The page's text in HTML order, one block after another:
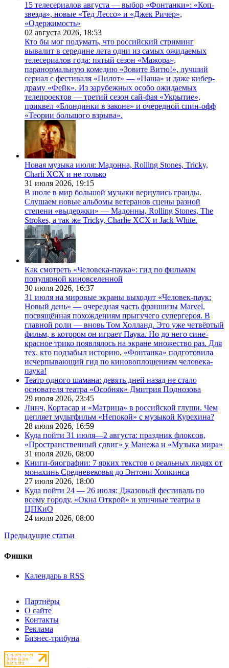
15 телесериалов августа — выбор «Фонтанки»: «Коп-
звезда», новые «Тед Лессо» и «Джек Ричер»,
«Одержимость»
02 августа 2026, 18:53
Кто бы мог подумать, что российский стриминг
вывалит в середине лета одни из самых ожидаемых
телесериалов года: пятый сезон «Мажора»,
паранормальную комедию «Зовите Витю!», лучший
сериал с фестиваля «Пилот» — «Паша» и даже кибер-
драму «Фейк». Из зарубежных особо ожидаемых
телепроектов — третий сезон сай-фая «Укрытие»,
приквел «Блондинки в законе» и очередной спин-офф
«Теории большого взрыва».
Новая музыка июля: Мадонна, Rolling Stones, Tricky,
Charli XCX и не только
31 июля 2026, 19:15
В июле в мир большой музыки вернулись гранды.
Слушаем новые альбомы ветеранов сцены разной
степени «выдержки» — Мадонны, Rolling Stones, The
Strokes, а так же Tricky, Charlie XCX и Jack White.
Как смотреть «Человека-паука»: гид по фильмам
популярной киновселенной
30 июля 2026, 16:37
31 июля на мировые экраны выходит «Человек-паук:
Новый день» — очередная часть франшизы Marvel,
посвящённая похождениям прыгучего супергероя. В
главной роли — вновь Том Холланд. Это уже четвёртый
фильм, в котором он играет Паука. Но до него сине-
красное трико появлялось на экране множество раз. Для
тех, кто подзабыл историю, «Фонтанка» подготовила
исчерпывающий гид по киновоплощениям человека-
паука!
Театр одного шамана: девять дней назад не стало
основателя театра «Особняк» Дмитрия Поднозова
29 июля 2026, 23:45
Линч, Кортасар и «Матрица» в российской глуши. Чем
цепляет мультфильм «Непокой» с музыкой Курехина?
28 июля 2026, 16:59
Куда пойти 31 июля—2 августа: праздник флоксов,
«Пространственный сдвиг» у Манежа и «Музыка мира»
31 июля 2026, 08:00
Книги-биографии: 7 ярких текстов о реальных людях от
монахинь Средневековья до Энтони Хопкинса
27 июля 2026, 18:00
Куда пойти 24 — 26 июля: Джазовый фестиваль по
всему городу, «Окна Открой» и уличные театры в
ЦПКиО
24 июля 2026, 08:00
Предыдущие статьи
Фишки
Календарь в RSS
Партнёры
О сайте
Контакты
Реклама
Бизнес-трибуна